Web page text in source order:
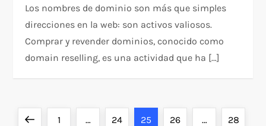
Los nombres de dominio son más que simples
direcciones en la web: son activos valiosos.
Comprar y revender dominios, conocido como
domain reselling, es una actividad que ha […]
PreviousPage
1 … Page
24 Page
25 Page
26 … Page
28